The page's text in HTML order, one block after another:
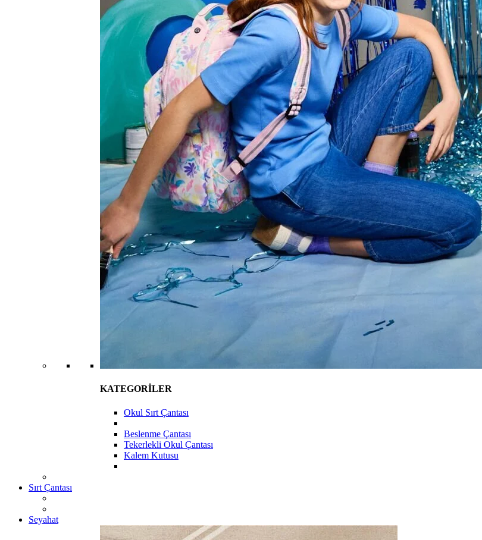
KATEGORİLER
Okul Sırt Çantası
Beslenme Çantası
Tekerlekli Okul Çantası
Kalem Kutusu
Sırt Çantası
Seyahat